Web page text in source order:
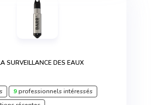
SURVEILLANCE DES EAUX
9professionnels intéressés